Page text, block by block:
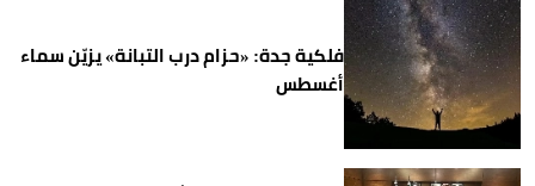
فلكية جدة: «حزام درب التبانة» يزيّن سماء
أغسطس